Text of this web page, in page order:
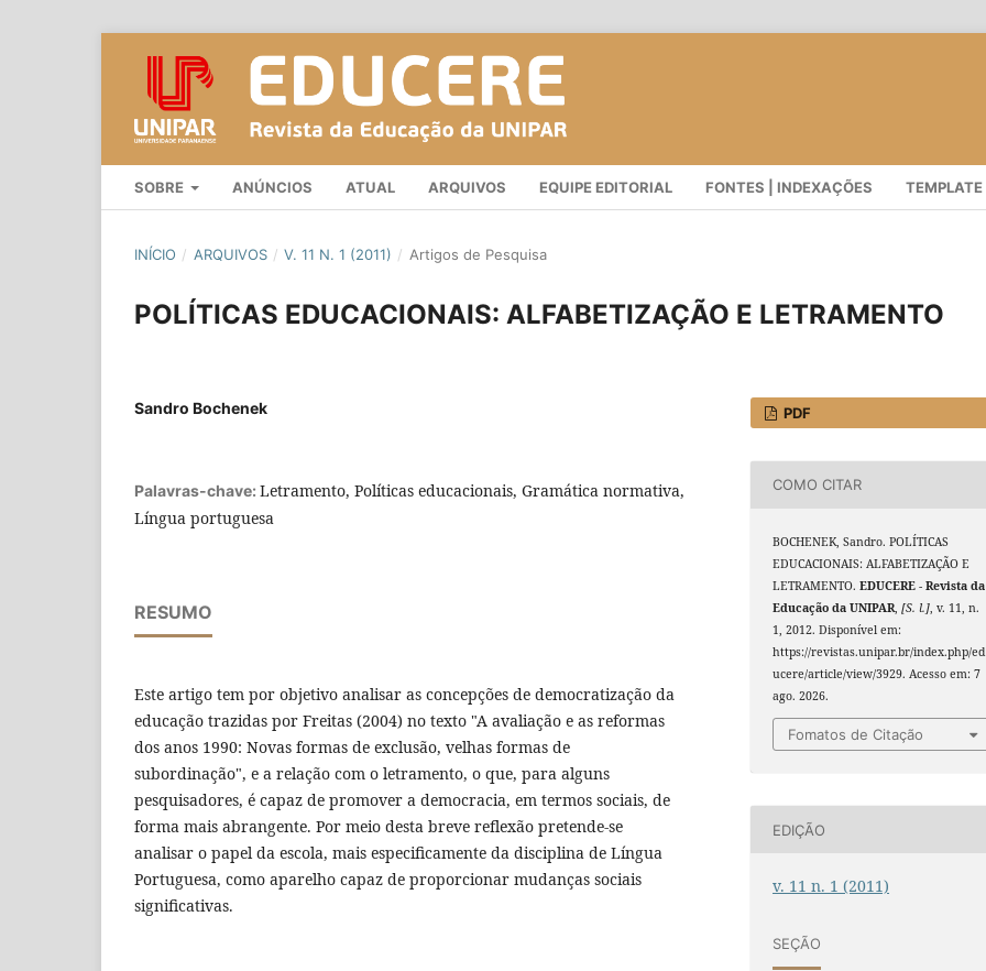
SOBRE ANÚNCIOS ATUAL ARQUIVOS EQUIPE EDITORIAL FONTES | INDEXAÇÕES TEMPLATE
INÍCIO / ARQUIVOS / V. 11 N. 1 (2011) / Artigos de Pesquisa
POLÍTICAS EDUCACIONAIS: ALFABETIZAÇÃO E LETRAMENTO
Sandro Bochenek
Palavras-chave: Letramento, Políticas educacionais, Gramática normativa,
Língua portuguesa
RESUMO
Este artigo tem por objetivo analisar as concepções de democratização da
educação trazidas por Freitas (2004) no texto "A avaliação e as reformas
dos anos 1990: Novas formas de exclusão, velhas formas de
subordinação", e a relação com o letramento, o que, para alguns
pesquisadores, é capaz de promover a democracia, em termos sociais, de
forma mais abrangente. Por meio desta breve reflexão pretende-se
analisar o papel da escola, mais especificamente da disciplina de Língua
Portuguesa, como aparelho capaz de proporcionar mudanças sociais
significativas.
PDF
COMO CITAR
BOCHENEK, Sandro. POLÍTICAS
EDUCACIONAIS: ALFABETIZAÇÃO E
LETRAMENTO.EDUCERE - Revista da
Educação da UNIPAR,[S. l.], v. 11, n.
1, 2012. Disponível em:
https://revistas.unipar.br/index.php/ed
ucere/article/view/3929. Acesso em: 7
ago. 2026.
Fomatos de Citação
EDIÇÃO
v. 11 n. 1 (2011)
SEÇÃO